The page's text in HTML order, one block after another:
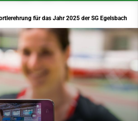
für das Jahr 2025 der SG Egelsbach